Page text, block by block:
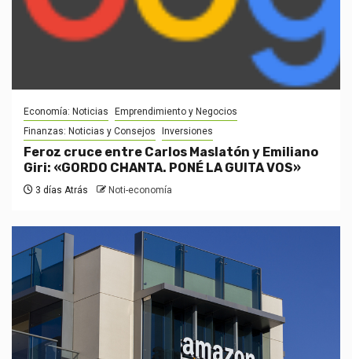
Economía: Noticias
Emprendimiento y Negocios
Finanzas: Noticias y Consejos
Inversiones
Feroz cruce entre Carlos Maslatón y Emiliano
Giri: «GORDO CHANTA. PONÉ LA GUITA VOS»
3 días Atrás Noti-economía